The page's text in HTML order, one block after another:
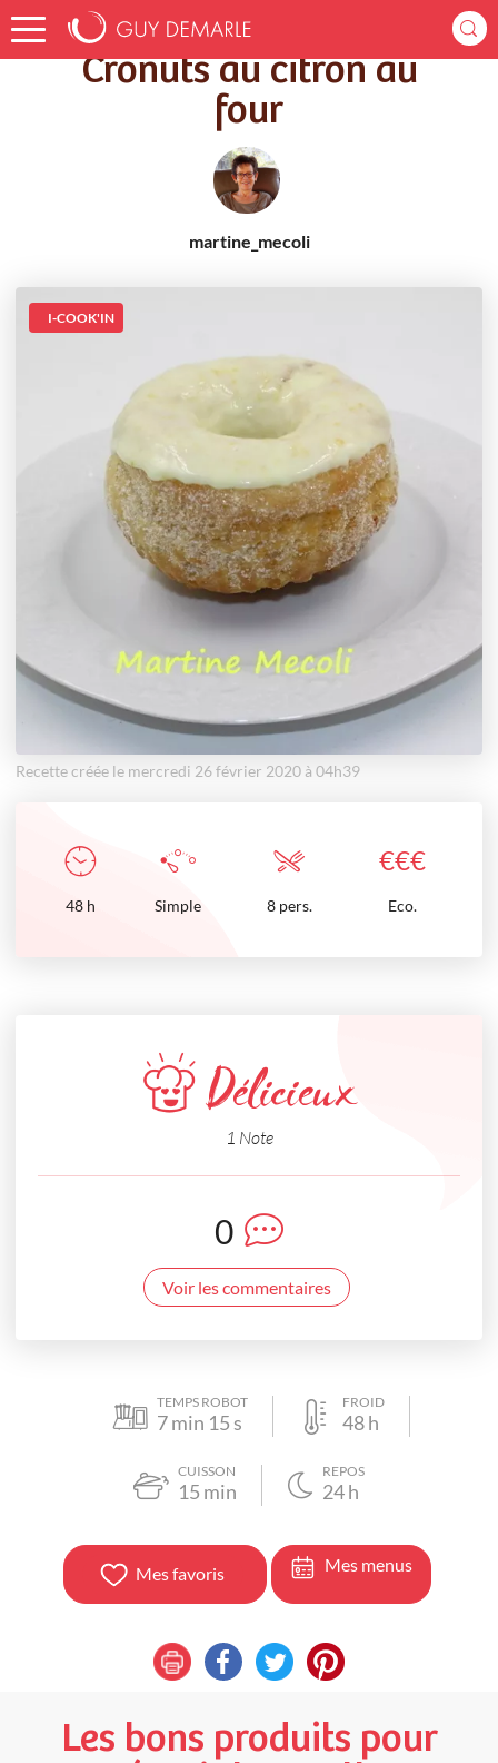
Accueil Recettes Cronuts au citron au four
Cronuts au citron au
four
martine_mecoli
I-COOK'IN
Recette créée le mercredi 26 février 2020 à 04h39
€€€
48 h Simple 8 pers. Eco.
Délicieux
1 Note
0
Voir les commentaires
TEMPS ROBOT
7min 15 s
FROID
48h
CUISSON
15 min
REPOS
24h
Mes favoris Mes menus
Les bons produits pour